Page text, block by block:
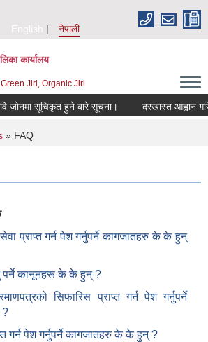
English
नेपाली
कार्यालय
Jiri, Organic Jiri
जोनमा सूचिकृत हुने बारे सूचना। दरखास्त आह्वान
» FAQ
प्राप्त गर्न पेश गर्नुपर्ने कागजातहरु के के हुन्
पर्ने कानूनहरू के के हुन् ?
सिफारिस प्राप्त गर्न पेश गर्नुपर्ने
?
गर्न पेश गर्नुपर्ने कागजातहरु के के हुन् ?